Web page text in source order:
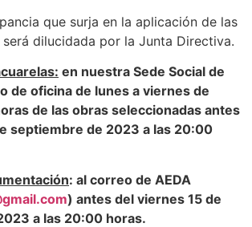
que surja en la aplicación de las
será dilucidada por la Junta Directiva.
en nuestra Sede Social de
de oficina de lunes a viernes de
de las obras seleccionadas antes
septiembre de 2023 a las 20:00
: al correo de AEDA
) antes del viernes 15 de
a las 20:00 horas.